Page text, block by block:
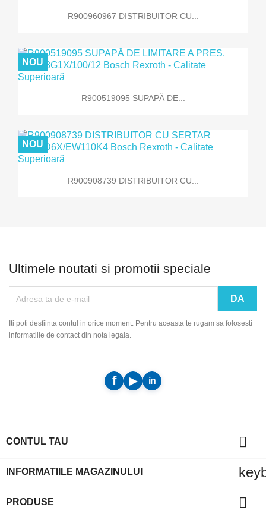
R900960967 DISTRIBUITOR CU...
R900519095 SUPAPĂ DE...
NOU
R900908739 DISTRIBUITOR CU...
NOU
Ultimele noutati si promotii speciale
Iti poti desfiinta contul in orice moment. Pentru aceasta te rugam sa folosesti
informatiile de contact din nota legala.
CONTUL TAU 
INFORMATIILE MAGAZINULUI
PRODUSE 